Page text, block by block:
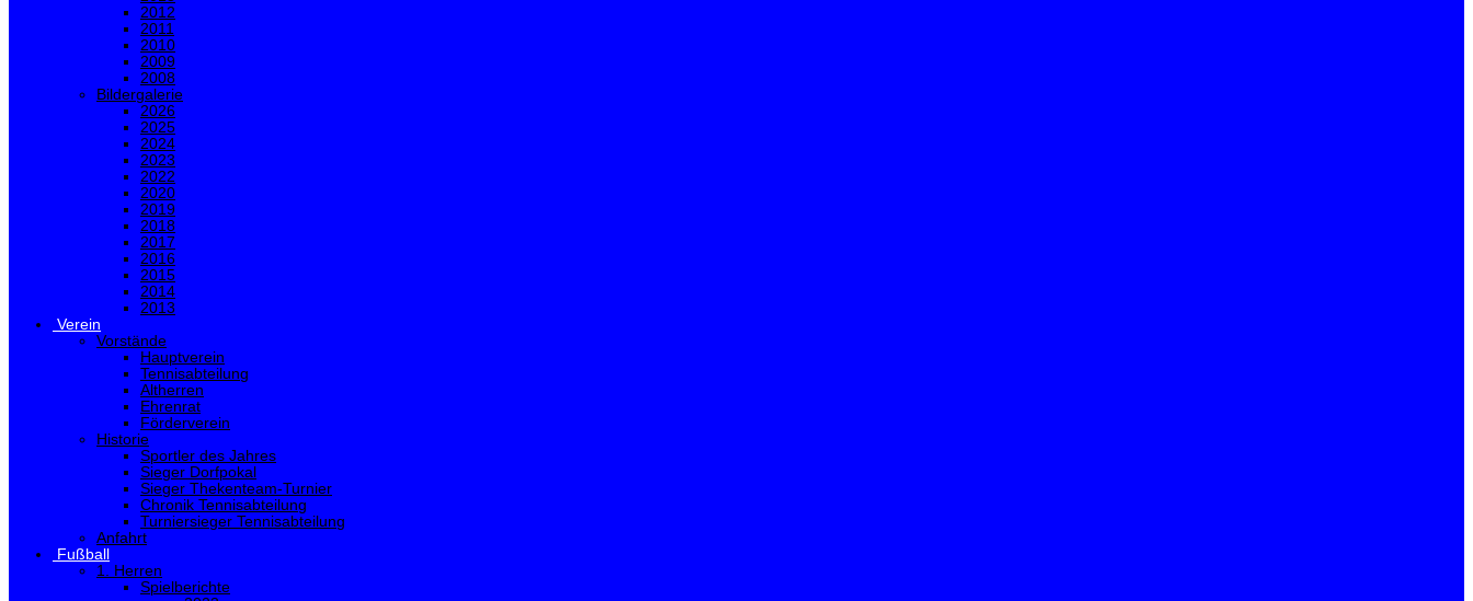
2012
2011
2010
2009
2008
Bildergalerie
2026
2025
2024
2023
2022
2020
2019
2018
2017
2016
2015
2014
2013
Verein
Vorstände
Hauptverein
Tennisabteilung
Altherren
Ehrenrat
Förderverein
Historie
Sportler des Jahres
Sieger Dorfpokal
Sieger Thekenteam-Turnier
Chronik Tennisabteilung
Turniersieger Tennisabteilung
Anfahrt
Fußball
1. Herren
Spielberichte